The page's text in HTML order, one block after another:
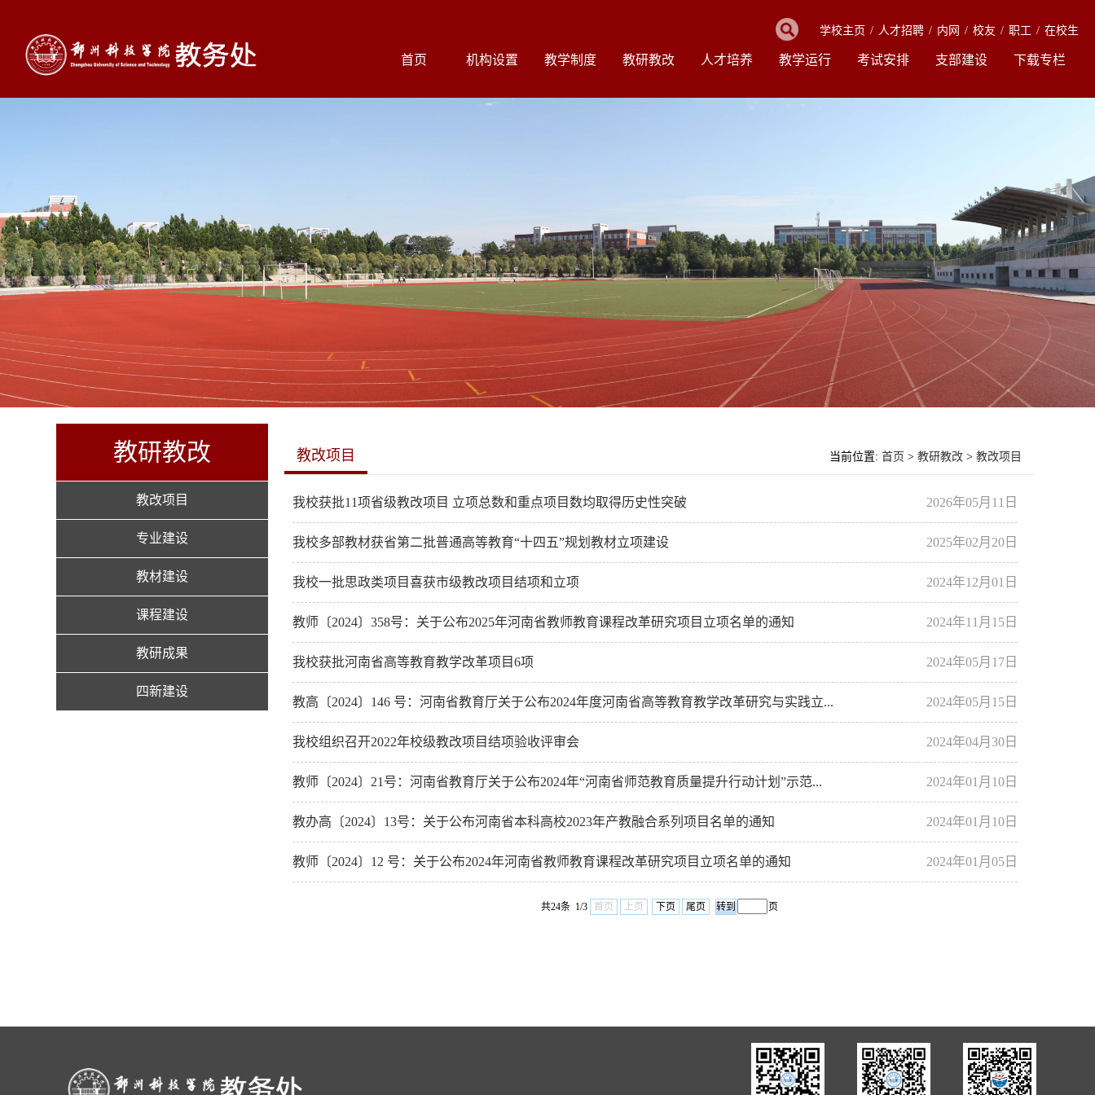
学校主页 / 人才招聘 / 内网 / 校友 / 职工 / 在校生
首页 机构设置 教学制度 教研教改 人才培养 教学运行 考试安排 支部建设 下载专栏
教研教改
教改项目
专业建设
教材建设
课程建设
教研成果
四新建设
教改项目 当前位置: 首页 > 教研教改 > 教改项目
2026年05月11日
我校获批11项省级教改项目 立项总数和重点项目数均取得历史性突破
2025年02月20日
我校多部教材获省第二批普通高等教育“十四五”规划教材立项建设
2024年12月01日
我校一批思政类项目喜获市级教改项目结项和立项
2024年11月15日
教师〔2024〕358号：关于公布2025年河南省教师教育课程改革研究项目立项名单的通知
2024年05月17日
我校获批河南省高等教育教学改革项目6项
2024年05月15日
教高〔2024〕146 号：河南省教育厅关于公布2024年度河南省高等教育教学改革研究与实践立...
2024年04月30日
我校组织召开2022年校级教改项目结项验收评审会
2024年01月10日
教师〔2024〕21号：河南省教育厅关于公布2024年“河南省师范教育质量提升行动计划”示范...
2024年01月10日
教办高〔2024〕13号：关于公布河南省本科高校2023年产教融合系列项目名单的通知
2024年01月05日
教师〔2024〕12 号：关于公布2024年河南省教师教育课程改革研究项目立项名单的通知
共24条 1/3 首页 上页 下页 尾页 页